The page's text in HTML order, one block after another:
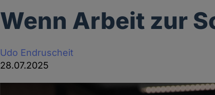
Wenn Arbeit zur
Udo Endruscheit
28.07.2025